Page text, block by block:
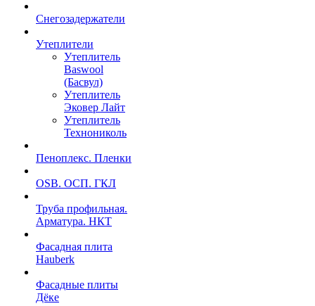
Снегозадержатели
Утеплители
Утеплитель
Baswool
(Басвул)
Утеплитель
Эковер Лайт
Утеплитель
Технониколь
Пеноплекс. Пленки
OSB. ОСП. ГКЛ
Труба профильная.
Арматура. НКТ
Фасадная плита
Hauberk
Фасадные плиты
Дёке